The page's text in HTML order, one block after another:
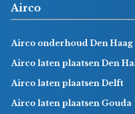
Airco
Airco onderhoud Den Haag
Airco laten plaatsen Den
Airco laten plaatsen Delft
Airco laten plaatsen Gouda